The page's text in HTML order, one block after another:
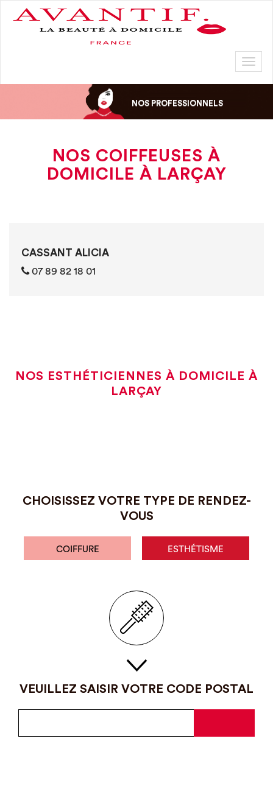
NOS PROFESSIONNELS
NOS COIFFEUSES À
DOMICILE À LARÇAY
CASSANT ALICIA
07 89 82 18 01
NOS ESTHÉTICIENNES À DOMICILE À
LARÇAY
CHOISISSEZ VOTRE TYPE DE RENDEZ-
VOUS
COIFFURE ESTHÉTISME
VEUILLEZ SAISIR VOTRE CODE POSTAL